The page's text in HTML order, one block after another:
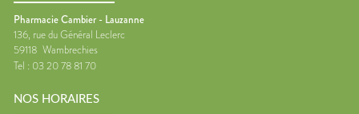
Pharmacie Cambier - Lauzanne
136, rue du Général Leclerc
59118 Wambrechies
Tel : 03 20 78 81 70
NOS HORAIRES